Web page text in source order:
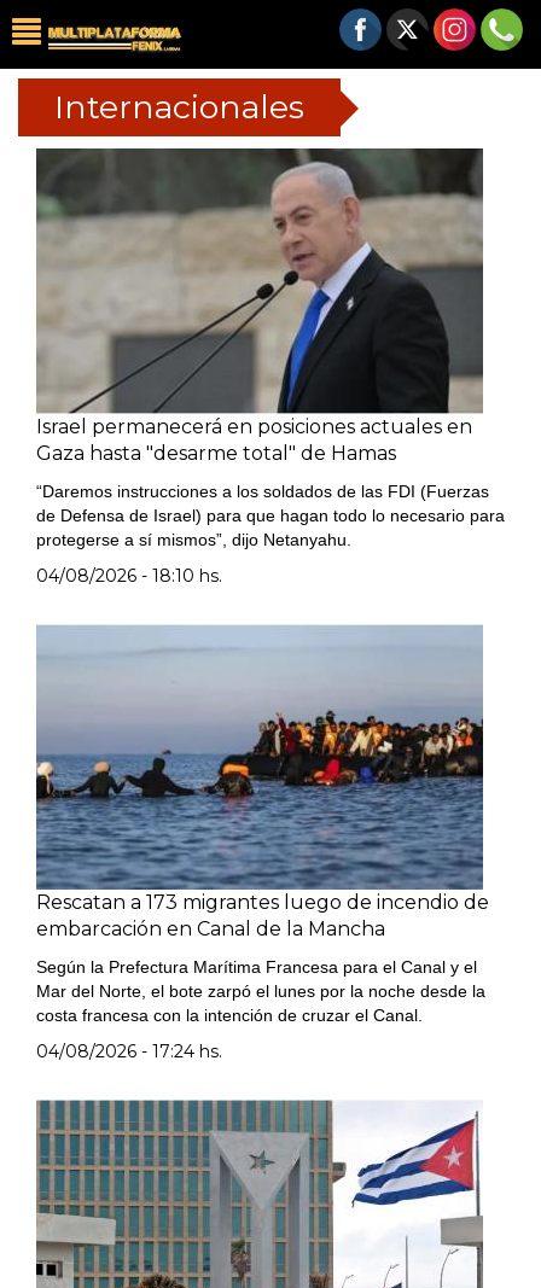
Internacionales
Israel permanecerá en posiciones actuales en
Gaza hasta "desarme total" de Hamas
“Daremos instrucciones a los soldados de las FDI (Fuerzas
de Defensa de Israel) para que hagan todo lo necesario para
protegerse a sí mismos”, dijo Netanyahu.
04/08/2026 - 18:10 hs.
Rescatan a 173 migrantes luego de incendio de
embarcación en Canal de la Mancha
Según la Prefectura Marítima Francesa para el Canal y el
Mar del Norte, el bote zarpó el lunes por la noche desde la
costa francesa con la intención de cruzar el Canal.
04/08/2026 - 17:24 hs.